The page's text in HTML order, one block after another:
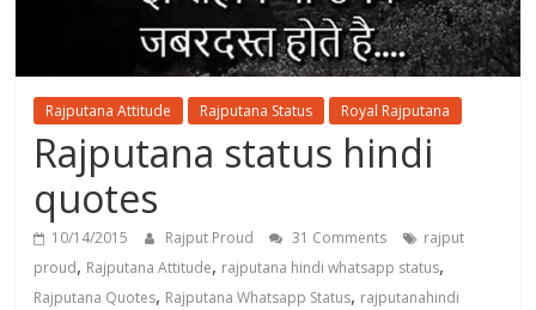
Rajputana Attitude Rajputana Status Royal Rajputana
Rajputana status hindi
quotes
10/14/2015 Rajput Proud 31 Comments
rajput
proud, Rajputana Attitude, rajputana hindi whatsapp status,
Rajputana Quotes, Rajputana Whatsapp Status, rajputanahindi